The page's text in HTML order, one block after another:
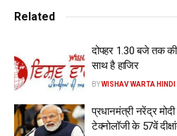
हालत और खराब हो सकती थी।
Related
दोपहर 1.30 बजे तक की
साथ है हाजिर
BYWISHAV WARTA HINDI
प्रधानमंत्री नरेंद्र
टेक्नोलॉजी के 57वें